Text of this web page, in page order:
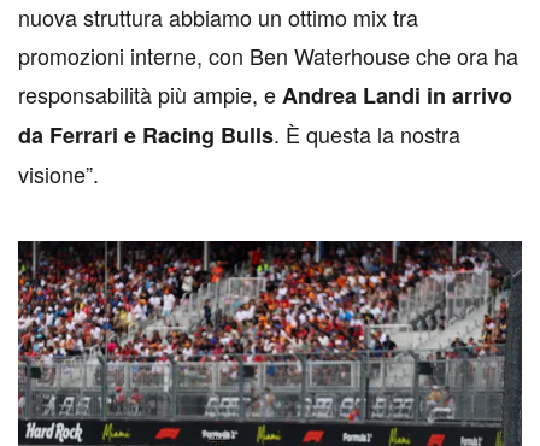
nuova struttura abbiamo un ottimo mix tra
promozioni interne, con Ben Waterhouse che ora ha
responsabilità più ampie, eAndrea Landi in arrivo
da Ferrari e Racing Bulls. È questa la nostra
visione”.